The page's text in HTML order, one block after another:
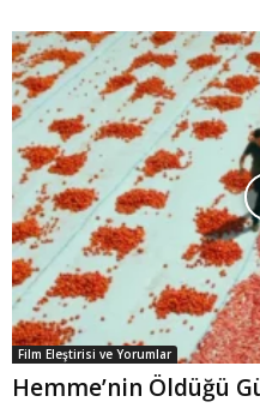
Film Eleştirisi ve Yorumlar
Hemme’nin Öldüğü